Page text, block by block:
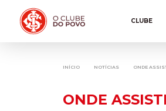
CLUBE
INÍCIO NOTÍCIAS ONDE
ONDE